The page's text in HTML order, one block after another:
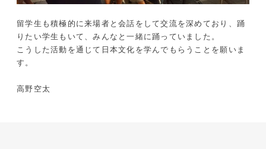
留学生も積極的に来場者と会話をして交流を深めており、踊
りたい学生もいて、みんなと一緒に踊っていました。
こうした活動を通じて日本文化を学んでもらうことを願いま
す。
高野空太